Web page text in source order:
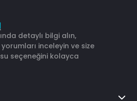
detaylı bilgi alın,
yorumları inceleyin ve size
seçeneğini kolayca